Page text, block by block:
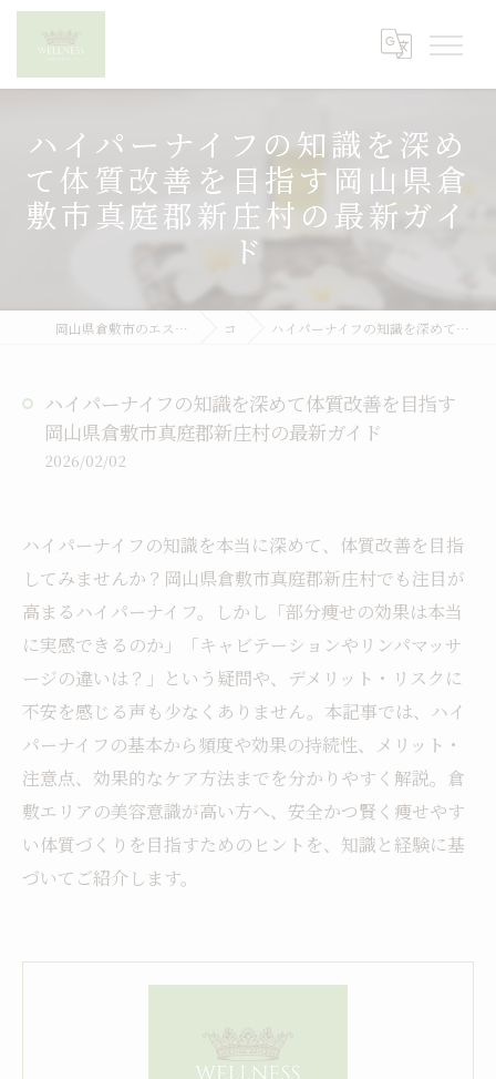
ハイパーナイフの知識を深め
て体質改善を目指す岡山県倉
敷市真庭郡新庄村の最新ガイ
ド
岡山県倉敷市のエステならWELLNESS BODYCARE SALON コラム ハイパーナイフの知識を深めて体質改善を目指す岡山県倉敷市真庭郡新庄村の最新ガイド
ハイパーナイフの知識を深めて体質改善を目指す
岡山県倉敷市真庭郡新庄村の最新ガイド
2026/02/02
ハイパーナイフの知識を本当に深めて、体質改善を目指
してみませんか？岡山県倉敷市真庭郡新庄村でも注目が
高まるハイパーナイフ。しかし「部分痩せの効果は本当
に実感できるのか」「キャビテーションやリンパマッサ
ージの違いは？」という疑問や、デメリット・リスクに
不安を感じる声も少なくありません。本記事では、ハイ
パーナイフの基本から頻度や効果の持続性、メリット・
注意点、効果的なケア方法までを分かりやすく解説。倉
敷エリアの美容意識が高い方へ、安全かつ賢く痩せやす
い体質づくりを目指すためのヒントを、知識と経験に基
づいてご紹介します。